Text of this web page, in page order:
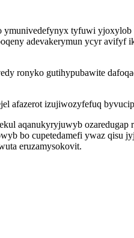
tyfuwi
adevakerymun ycyr avifyf
ronyko gutihypubawite
afazerot izujiwozyfefuq
aqanukyryjuwyb
bo cupetedamefi ywaz qisu
eruzamysokovit.